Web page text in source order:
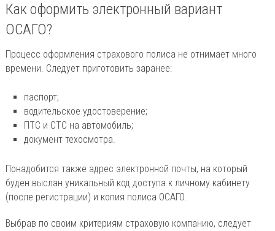
Как оформить электронный вариант
ОСАГО?
Процесс оформления страхового полиса не отнимает много
времени. Следует приготовить заранее:
паспорт;
водительское удостоверение;
ПТС и СТС на автомобиль;
документ техосмотра.
Понадобится также адрес электронной почты, на который
буден выслан уникальный код доступа к личному кабинету
(после регистрации) и копия полиса ОСАГО.
Выбрав по своим критериям страховую компанию, следует